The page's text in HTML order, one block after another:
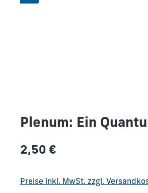
Plenum: Ein
Regulärer Preis:
2,50 €
Preise inkl. MwSt. zzgl.